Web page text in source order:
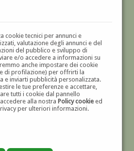
cookie tecnici per annunci e
valutazione degli annunci e del
del pubblico e sviluppo di
e/o accedere a informazioni su
anche impostare dei cookie
di profilazione) per offrirti la
e inviarti pubblicità personalizzata.
le tue preferenze e accettare,
tutti i cookie dal pannello
alla nostra Policy cookieed
per ulteriori informazioni.
GALLERIAD'ARTE
SCULTURE '800 E '900